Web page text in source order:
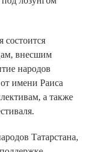
состоится
внесшим
народов
имени Раиса
а также
Татарстана,